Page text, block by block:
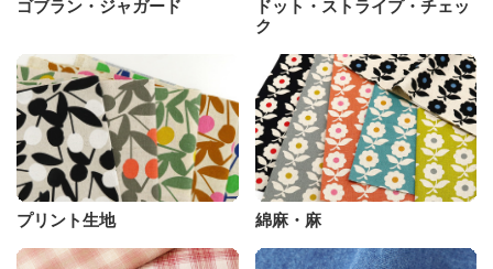
ゴブラン・ジャガード
ドット・ストライプ・チェッ
ク
プリント生地 綿麻・麻